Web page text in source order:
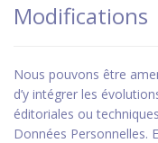
Modifications
Nous pouvons être
d’y intégrer les
éditoriales ou
Données Personnelles.